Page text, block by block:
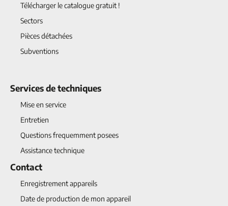
Télécharger le catalogue gratuit !
Sectors
Pièces détachées
Subventions
Services de techniques
Mise en service
Entretien
Questions frequemment posees
Assistance technique
Contact
Enregistrement appareils
Date de production de mon appareil